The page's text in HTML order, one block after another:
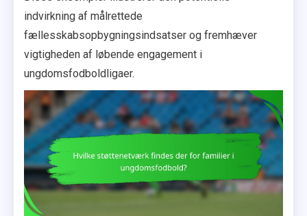
indvirkning af målrettede
fællesskabsopbygningsindsatser og fremhæver
vigtigheden af løbende engagement i
ungdomsfodboldligaer.